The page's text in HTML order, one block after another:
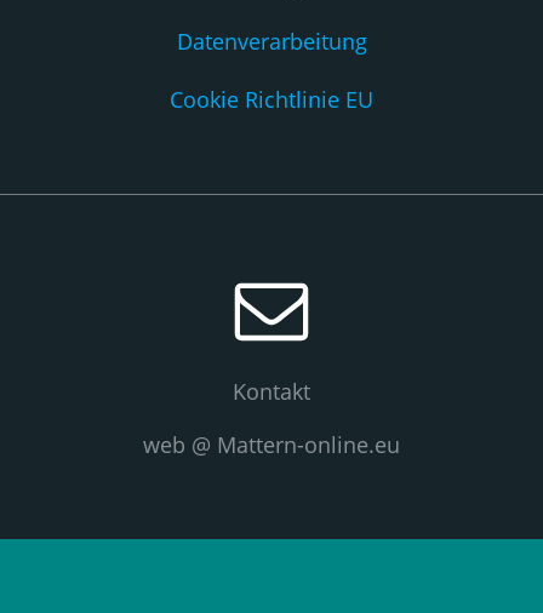
Datenverarbeitung
Cookie Richtlinie EU
Kontakt
web @ Mattern-online.eu